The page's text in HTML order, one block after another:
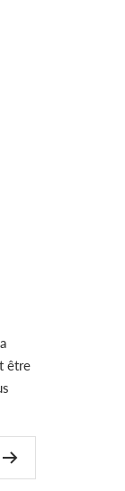
être